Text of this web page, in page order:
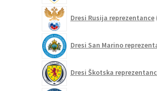
Dresi Rusija reprezentance
Dresi San Marino
Dresi Škotska